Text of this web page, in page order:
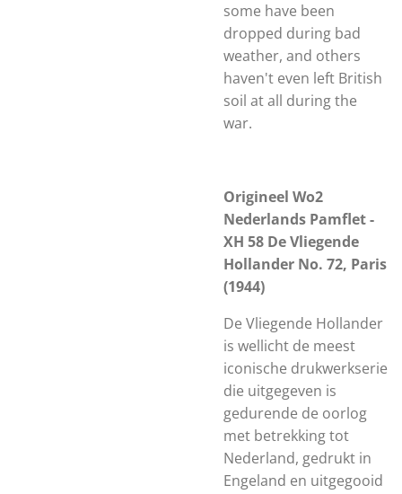
some have been
dropped during bad
weather, and others
haven't even left British
soil at all during the
war.
Origineel Wo2
Nederlands Pamflet -
XH 58 De Vliegende
Hollander No. 72, Paris
(1944)
De Vliegende Hollander
is wellicht de meest
iconische drukwerkserie
die uitgegeven is
gedurende de oorlog
met betrekking tot
Nederland, gedrukt in
Engeland en uitgegooid